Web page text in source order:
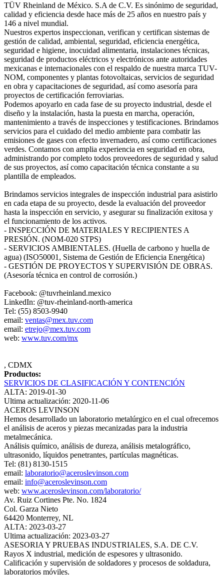
TÜV Rheinland de México. S.A de C.V. Es sinónimo de seguridad,
calidad y eficiencia desde hace más de 25 años en nuestro país y
146 a nivel mundial.
Nuestros expertos inspeccionan, verifican y certifican sistemas de
gestión de calidad, ambiental, seguridad, eficiencia energética,
seguridad e higiene, inocuidad alimentaria, instalaciones técnicas,
seguridad de productos eléctricos y electrónicos ante autoridades
mexicanas e internacionales con el respaldo de nuestra marca TUV-
NOM, componentes y plantas fotovoltaicas, servicios de seguridad
en obra y capacitaciones de seguridad, así como asesoría para
proyectos de certificación ferroviarias.
Podemos apoyarlo en cada fase de su proyecto industrial, desde el
diseño y la instalación, hasta la puesta en marcha, operación,
mantenimiento a través de inspecciones y testificaciones. Brindamos
servicios para el cuidado del medio ambiente para combatir las
emisiones de gases con efecto invernadero, así como certificaciones
verdes. Contamos con amplia experiencia en seguridad en obra,
administrando por completo todos proveedores de seguridad y salud
de sus proyectos, así como capacitación técnica constante a su
plantilla de empleados.
Brindamos servicios integrales de inspección industrial para asistirlo
en cada etapa de su proyecto, desde la evaluación del proveedor
hasta la inspección en servicio, y asegurar su finalización exitosa y
el funcionamiento de los activos.
- INSPECCIÓN DE MATERIALES Y RECIPIENTES A
PRESIÓN. (NOM-020 STPS)
- SERVICIOS AMBIENTALES. (Huella de carbono y huella de
agua) (ISO50001, Sistema de Gestión de Eficiencia Energética)
- GESTIÓN DE PROYECTOS Y SUPERVISIÓN DE OBRAS.
(Asesoría técnica en control de corrosión.)
Facebook: @tuvrheinland.mexico
LinkedIn: @tuv-rheinland-north-america
Tel: (55) 8503-9940
email: ventas@mex.tuv.com
email: etrejo@mex.tuv.com
web: www.tuv.com/mx
, CDMX
Productos:
SERVICIOS DE CLASIFICACIÓN Y CONTENCIÓN
ALTA: 2019-01-30
Ultima actualización: 2020-11-06
ACEROS LEVINSON
Hemos desarrollado un laboratorio metalúrgico en el cual ofrecemos
el análisis de aceros y piezas mecanizadas para la industria
metalmecánica.
Análisis químico, análisis de dureza, análisis metalográfico,
ultrasonido, líquidos penetrantes, partículas magnéticas.
Tel: (81) 8130-1515
email: laboratorio@aceroslevinson.com
email: info@aceroslevinson.com
web: www.aceroslevinson.com/laboratorio/
Av. Ruiz Cortines Pte. No. 1824
Col. Garza Nieto
64420 Monterrey, NL
ALTA: 2023-03-27
Ultima actualización: 2023-03-27
ASESORIA Y PRUEBAS INDUSTRIALES, S.A. DE C.V.
Rayos X industrial, medición de espesores y ultrasonido.
Calificación y supervisión de soldadores y procesos de soldadura,
laboratorios móviles.